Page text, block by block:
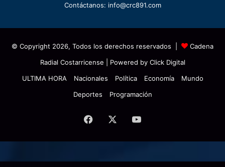
Contáctanos: info@crc891.com
© Copyright 2026, Todos los derechos reservados |
Cadena
Radial Costarricense | Powered by Click Digital
ULTIMA HORA
Nacionales Política Economía
Mundo
Deportes
Programación
Facebook YouTube